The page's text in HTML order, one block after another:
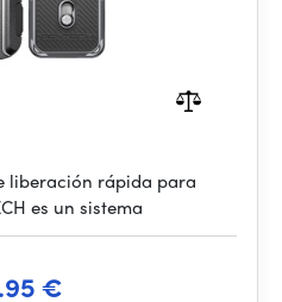
liberación rápida para
es un sistema
€